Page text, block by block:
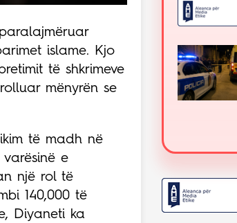
islame. Kjo
të shkrimeve
mënyrën se
të madh në
e
një rol të
140,000 të
Diyaneti ka